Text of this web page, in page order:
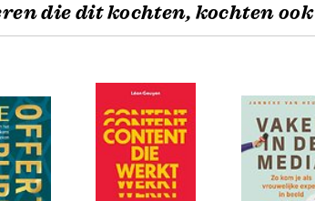
die dit kochten, kochten ook